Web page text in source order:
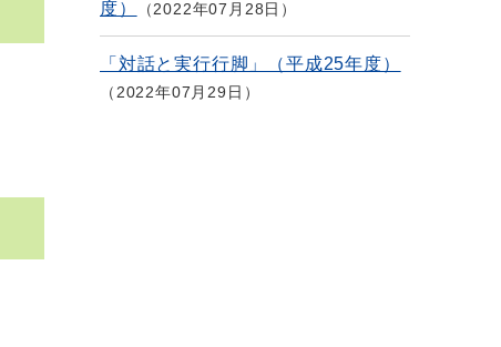
度）
2022年07月28日
「対話と実行行脚」（平成25年度）
2022年07月29日